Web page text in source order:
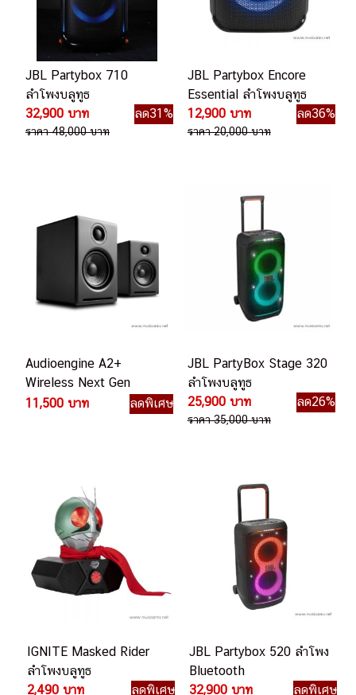
JBL Partybox 710
ลำโพงบลูทูธ
32,900 บาท
ลด31%
ราคา 48,000 บาท
JBL Partybox Encore
Essential ลำโพงบลูทูธ
12,900 บาท
ลด36%
ราคา 20,000 บาท
Audioengine A2+
Wireless Next Gen
ลำโพง Bluetooth
11,500 บาท ลดพิเศษ
JBL PartyBox Stage 320
ลำโพงบลูทูธ
25,900 บาท
ลด26%
ราคา 35,000 บาท
IGNITE Masked Rider
ลำโพงบลูทูธ
2,490 บาท
ลดพิเศษ
JBL Partybox 520 ลำโพง
Bluetooth
32,900 บาท
ลดพิเศษ